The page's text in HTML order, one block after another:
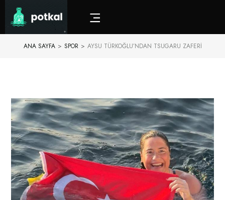
ANA SAYFA > SPOR > AYSU TÜRKOĞLU’NDAN TSUGARU ZAFERI